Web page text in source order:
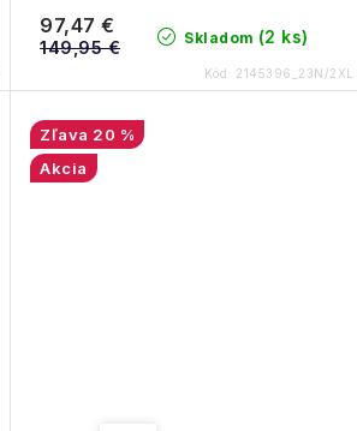
Skladom (2 ks)
97,47 €
149,95 €
Kód: 2145396_23N/2XL
20 %
Akcia